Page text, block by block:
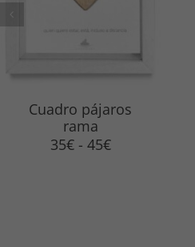
Cuadro pájaros
rama
35€ - 45€Rango